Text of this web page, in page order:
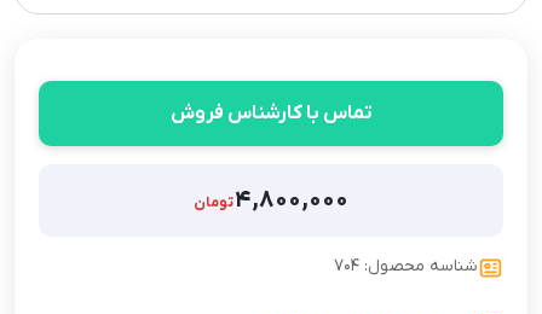
شناسه محصول: ۷۰۴
۴,۸۰۰,۰۰۰تومان
تماس با کارشناس فروش